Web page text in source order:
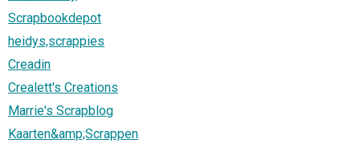
Scrapbookdepot
heidys,scrappies
Creadin
Crealett's Creations
Marrie's Scrapblog
Kaarten&amp;Scrappen